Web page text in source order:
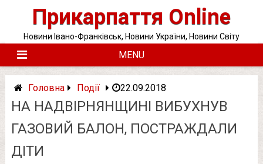
Прикарпаття Online
Новини Івано-Франківськ, Новини України, Новини Світу
MENU
Головна Події 22.09.2018
НА НАДВІРНЯНЩИНІ ВИБУХНУВ
ГАЗОВИЙ БАЛОН, ПОСТРАЖДАЛИ
ДІТИ